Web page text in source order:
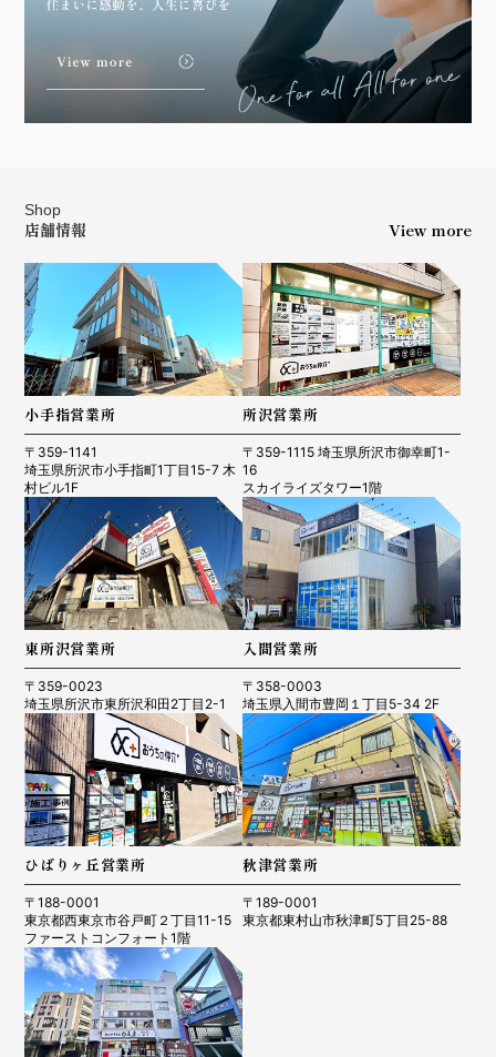
Shop
店舗情報 View more
小手指営業所
〒359-1141
埼玉県所沢市小手指町1丁目15-7 木
村ビル1F
所沢営業所
〒359-1115 埼玉県所沢市御幸町1-
16
スカイライズタワー1階
東所沢営業所
〒359-0023
埼玉県所沢市東所沢和田2丁目2-1
入間営業所
〒358-0003
埼玉県入間市豊岡１丁目5-34 2F
ひばりヶ丘営業所
〒188-0001
東京都西東京市谷戸町２丁目11-15
ファーストコンフォート1階
秋津営業所
〒189-0001
東京都東村山市秋津町5丁目25-88